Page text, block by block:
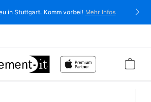
in Stuttgart. Komm vorbei! Mehr Infos